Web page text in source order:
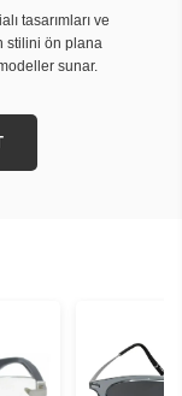
tasarımları ve
stilini ön plana
sunar.